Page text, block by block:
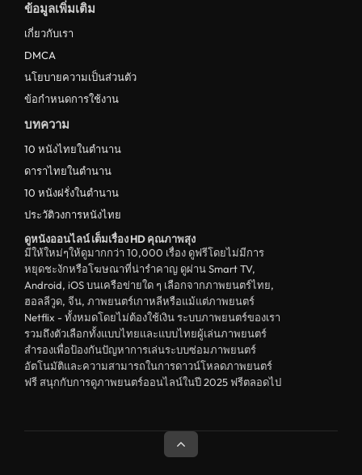
ข้อมูลเพิ่มเติม
เกี่ยวกับเรา
DMCA
นโยบายความเป็นส่วนตัว
ข้อกำหนดการใช้งาน
บทความ
10 หนังไทยในตำนาน
ดาราไทยในตำนาน
10 หนังฝรั่งในตำนาน
ประวัติวงการหนังไทย
ดูหนังออนไลน์ เต็มเรื่อง HD คุณภาพสุง
มีให้ใหม่ๆให้ดูมากกว่า 10,000 เรื่อง ดูฟรีโดยไม่มีการ
หยุดชะงักหรือโฆษณาที่น่ารำคาญ ดูผ่าน Smart TV,
Android, iOS บนเครือข่ายใด ๆ เลือกจากภาพยนตร์ไทย,
ฮอลลีวูด, จีน, ภาพยนตร์เกาหลีหรือแม้แต่ภาพยนตร์
Netflix - ทั้งหมดโดยไม่ต้องใช้เงิน ระบบภาพยนตร์ของเรา
รวมถึงตัวเลือกทั้งแบบไทยและแบบไทยผู้เล่นภาพยนตร์
สำรองเพื่อป้องกันปัญหาการเล่นระบบซ่อมภาพยนตร์
อัตโนมัติและความสามารถในการดาวน์โหลดภาพยนตร์
ฟรี สนุกกับการดูภาพยนตร์ออนไลน์ในปี 2025 ฟรีตลอดไป